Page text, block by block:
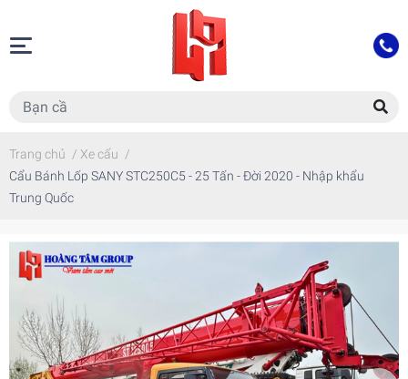
Trang chủ / Xe cẩu /
Cẩu Bánh Lốp SANY STC250C5 - 25 Tấn - Đời 2020 - Nhập khẩu
Trung Quốc